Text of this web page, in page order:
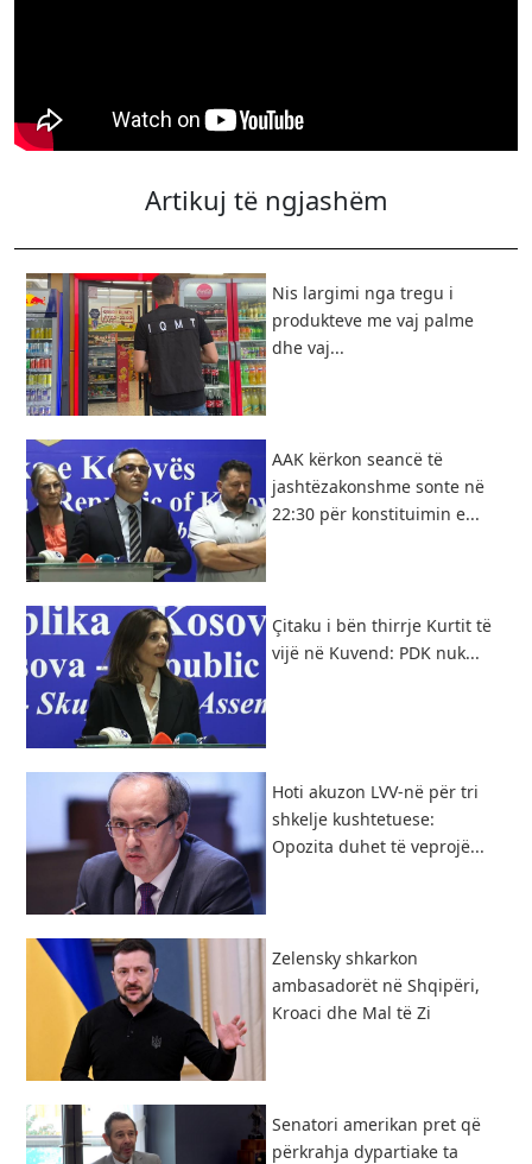
Artikuj të ngjashëm
Nis largimi nga tregu i
produkteve me vaj palme
dhe vaj...
AAK kërkon seancë të
jashtëzakonshme sonte në
22:30 për konstituimin e...
Çitaku i bën thirrje Kurtit të
vijë në Kuvend: PDK nuk...
Hoti akuzon LVV-në për tri
shkelje kushtetuese:
Opozita duhet të veprojë...
Zelensky shkarkon
ambasadorët në Shqipëri,
Kroaci dhe Mal të Zi
Senatori amerikan pret që
përkrahja dypartiake ta